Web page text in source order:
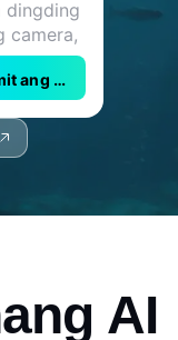
ang Kling 3.0
AI